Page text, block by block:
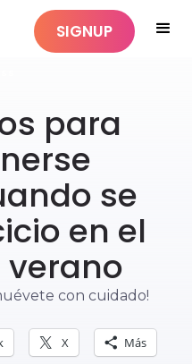
SIGNUP
para
se
en el
con cuidado!
X Más